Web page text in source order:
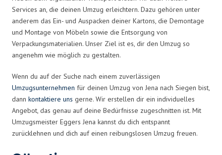
Services an, die deinen Umzug erleichtern. Dazu gehören unter
anderem das Ein- und Auspacken deiner Kartons, die Demontage
und Montage von Möbeln sowie die Entsorgung von
Verpackungsmaterialien. Unser Ziel ist es, dir den Umzug so
angenehm wie möglich zu gestalten.
Wenn du auf der Suche nach einem zuverlässigen
Umzugsunternehmen für deinen Umzug von Jena nach Siegen bist,
dann kontaktiere uns gerne. Wir erstellen dir ein individuelles
Angebot, das genau auf deine Bedürfnisse zugeschnitten ist. Mit
Umzugsmeister Eggers Jena kannst du dich entspannt
zurücklehnen und dich auf einen reibungslosen Umzug freuen.